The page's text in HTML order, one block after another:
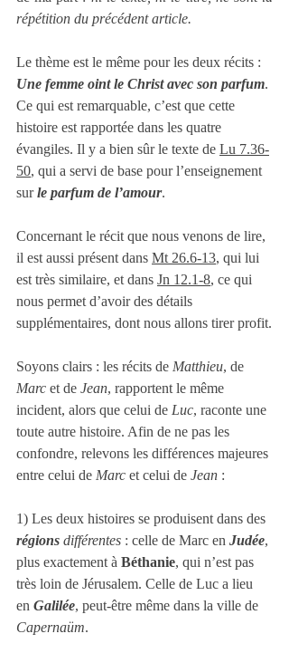
répétition du précédent article.
Le thème est le même pour les deux récits :
Une femme oint le Christ avec son parfum.
Ce qui est remarquable, c’est que cette
histoire est rapportée dans les quatre
évangiles. Il y a bien sûr le texte de Lu 7.36-
50, qui a servi de base pour l’enseignement
sur le parfum de l’amour.
Concernant le récit que nous venons de lire,
il est aussi présent dans Mt 26.6-13, qui lui
est très similaire, et dans Jn 12.1-8, ce qui
nous permet d’avoir des détails
supplémentaires, dont nous allons tirer profit.
Soyons clairs : les récits de Matthieu, de
Marc et de Jean, rapportent le même
incident, alors que celui de Luc, raconte une
toute autre histoire. Afin de ne pas les
confondre, relevons les différences majeures
entre celui de Marc et celui de Jean :
1) Les deux histoires se produisent dans des
régions différentes : celle de Marc en Judée,
plus exactement à Béthanie, qui n’est pas
très loin de Jérusalem. Celle de Luc a lieu
en Galilée, peut-être même dans la ville de
Capernaüm.